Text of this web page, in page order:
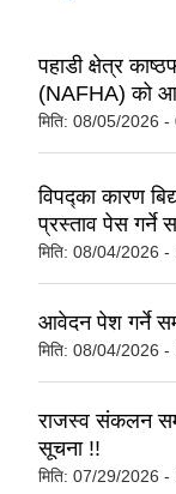
पहाडी क्षेत्र
(NAFHA) को
मिति: 08/05/2026 -
विपद्का कारण
प्रस्ताव पेस गर्ने
मिति: 08/04/2026 -
आवेदन पेश गर्ने
मिति: 08/04/2026 -
राजस्व संकलन
सूचना !!
मिति: 07/29/2026 -